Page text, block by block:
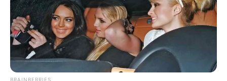
BRAINBERRIES